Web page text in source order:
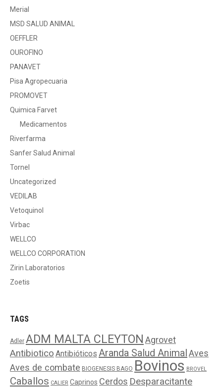
Merial
MSD SALUD ANIMAL
OEFFLER
OUROFINO
PANAVET
Pisa Agropecuaria
PROMOVET
Quimica Farvet
Medicamentos
Riverfarma
Sanfer Salud Animal
Tornel
Uncategorized
VEDILAB
Vetoquinol
Virbac
WELLCO
WELLCO CORPORATION
Zirin Laboratorios
Zoetis
TAGS
Adler ADM MALTA CLEYTON Agrovet
Antibiotico Antibióticos Aranda Salud Animal Aves
Aves de combate BIOGENESIS BAGO Bovinos BROVEL
Caballos CALIER Caprinos Cerdos Desparacitante